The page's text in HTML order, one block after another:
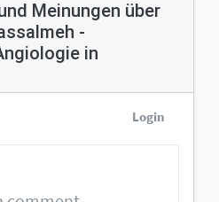
Meinungen über
-
in
Login